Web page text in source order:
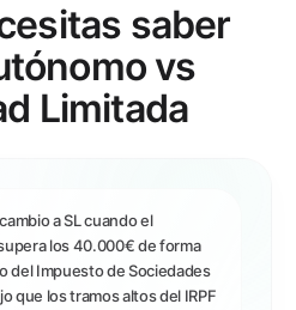
saber
vs
Limitada
a SL cuando el
los 40.000€ de forma
del Impuesto de Sociedades
que los tramos altos del IRPF